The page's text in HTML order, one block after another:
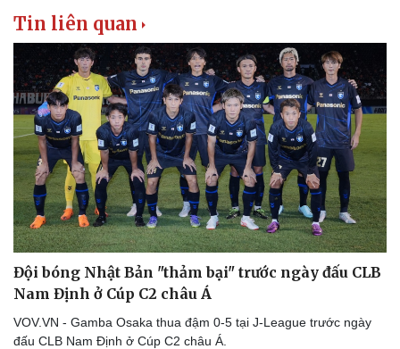
Thể thao
Bóng đá
Lịch thi đấu bóng đá
eSports
Ô tô - Xe máy
Ô tô
Tin liên quan
Đội bóng Nhật Bản "thảm bại" trước ngày đấu CLB
Nam Định ở Cúp C2 châu Á
VOV.VN - Gamba Osaka thua đậm 0-5 tại J-League trước ngày
đấu CLB Nam Định ở Cúp C2 châu Á.